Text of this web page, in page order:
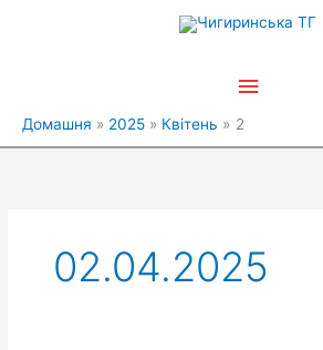
Головне
Домашня 2025 Квітень 2
02.04.2025